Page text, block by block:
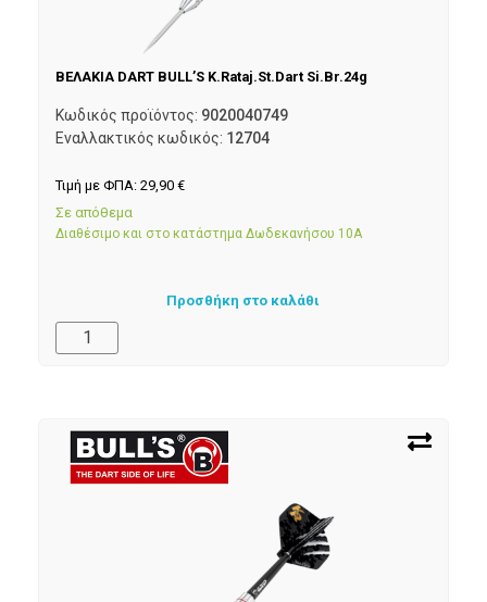
ΒΕΛΑΚΙΑ DART BULL’S K.Rataj.St.Dart Si.Br.24g
Κωδικός προϊόντος: 9020040749
Εναλλακτικός κωδικός: 12704
Τιμή με ΦΠΑ: 29,90 €
Σε απόθεμα
Διαθέσιμο και στο κατάστημα Δωδεκανήσου 10Α
Προσθήκη στο καλάθι